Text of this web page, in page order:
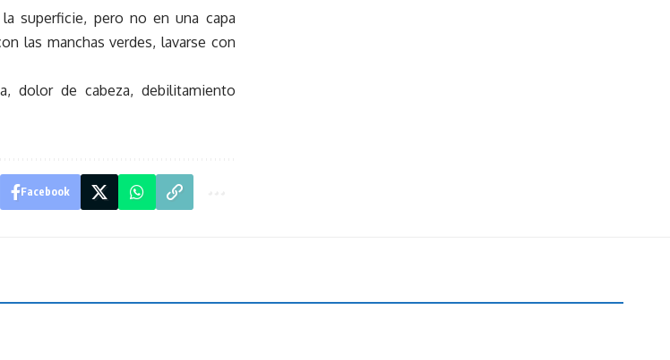
superficie, pero no en una capa
las manchas verdes, lavarse con
dolor de cabeza, debilitamiento
Facebook